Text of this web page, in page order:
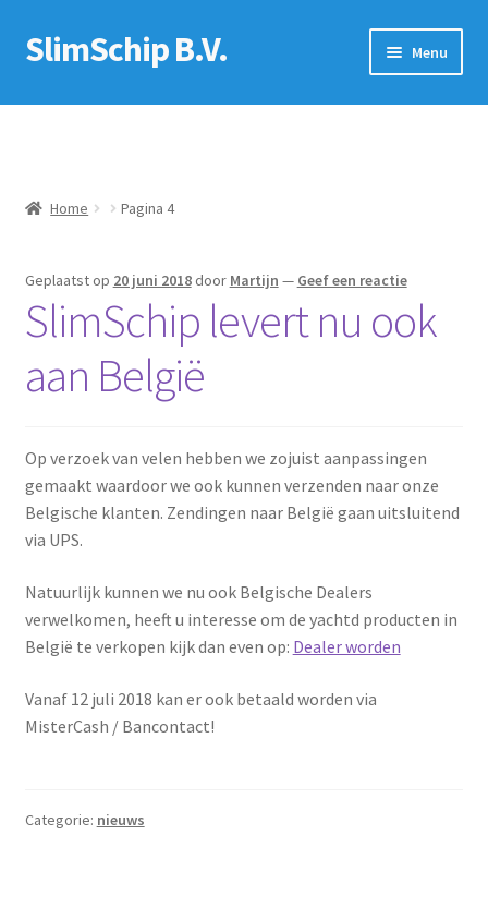
Ga
door
Ga
naar
SlimSchip B.V. Menu
Winkel
Dealers
SY Floki
Mijn account
Voorwaarden
Recht op retour
Home Pagina 4
Geplaatst op 20 juni 2018 door Martijn — Geef een reactie
SlimSchip levert nu ook
aan België
Op verzoek van velen hebben we zojuist aanpassingen
gemaakt waardoor we ook kunnen verzenden naar onze
Belgische klanten. Zendingen naar België gaan uitsluitend
via UPS.
Natuurlijk kunnen we nu ook Belgische Dealers
verwelkomen, heeft u interesse om de yachtd producten in
België te verkopen kijk dan even op: Dealer worden
Vanaf 12 juli 2018 kan er ook betaald worden via
MisterCash / Bancontact!
Categorie: nieuws